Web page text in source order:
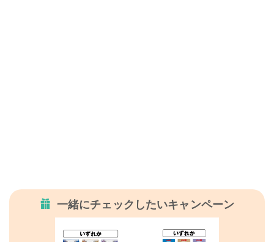
一緒にチェックしたいキャンペーン